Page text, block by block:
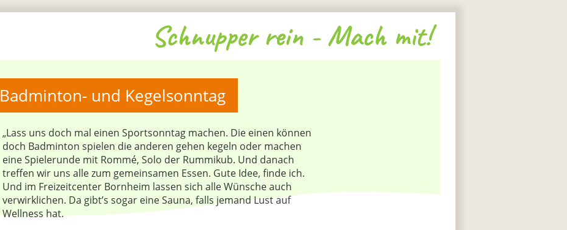
Schnupper rein - Mach mit!
Badminton- und Kegelsonntag
„Lass uns doch mal einen Sportsonntag machen. Die einen können
doch Badminton spielen die anderen gehen kegeln oder machen
eine Spielerunde mit Rommé, Solo der Rummikub. Und danach
treffen wir uns alle zum gemeinsamen Essen. Gute Idee, finde ich.
Und im Freizeitcenter Bornheim lassen sich alle Wünsche auch
verwirklichen. Da gibt’s sogar eine Sauna, falls jemand Lust auf
Wellness hat.